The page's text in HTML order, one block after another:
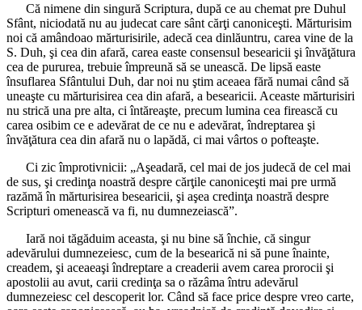
Că nimene din singură Scriptura, după ce au chemat pre Duhul
Sfânt, niciodată nu au judecat care sânt cărţi canoniceşti. Mărturisim
noi că amândoao mărturisirile, adecă cea dinlăuntru, carea vine de la
S. Duh, şi cea din afară, carea easte consensul besearicii şi învăţătura
cea de pururea, trebuie împreună să se unească. De lipsă easte
însuflarea Sfântului Duh, dar noi nu ştim aceaea fără numai când să
uneaşte cu mărturisirea cea din afară, a besearicii. Aceaste mărturisiri
nu strică una pre alta, ci întăreaşte, precum lumina cea firească cu
carea osibim ce e adevărat de ce nu e adevărat, îndreptarea şi
învăţătura cea din afară nu o lapădă, ci mai vârtos o pofteaşte.
Ci zic împrotivnicii: „Aşeadară, cel mai de jos judecă de cel mai
de sus, şi credinţa noastră despre cărţile canoniceşti mai pre urmă
razămă în mărturisirea besearicii, şi aşea credinţa noastră despre
Scripturi omenească va fi, nu dumnezeiască”.
Iară noi tăgăduim aceasta, şi nu bine să închie, că singur
adevărului dumnezeiesc, cum de la besearică ni să pune înainte,
creadem, şi aceaeaşi îndreptare a creaderii avem carea prorocii şi
apostolii au avut, carii credinţa sa o răzâma întru adevărul
dumnezeiesc cel descoperit lor. Când să face price despre vreo carte,